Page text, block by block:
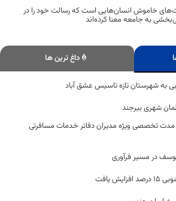
خاموش انسان‌هایی است که رسالت خود را در
به جامعه معنا کرده‌اند
داغ ترین ها
به شهرستان تازه تاسیس عشق آباد
شهری بیرجند
مدت تخصصی ویژه مدیران دفاتر خدمات مسافرتی
در مسیر فرآوری
یافت